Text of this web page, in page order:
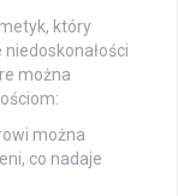
który
można
można
co nadaje